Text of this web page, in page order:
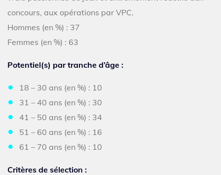
concours, aux opérations par VPC.
Hommes (en %) : 37
Femmes (en %) : 63
Potentiel(s) par tranche d’âge :
18 – 30 ans (en %) : 10
31 – 40 ans (en %) : 30
41 – 50 ans (en %) : 34
51 – 60 ans (en %) : 16
61 – 70 ans (en %) : 10
Critères de sélection :